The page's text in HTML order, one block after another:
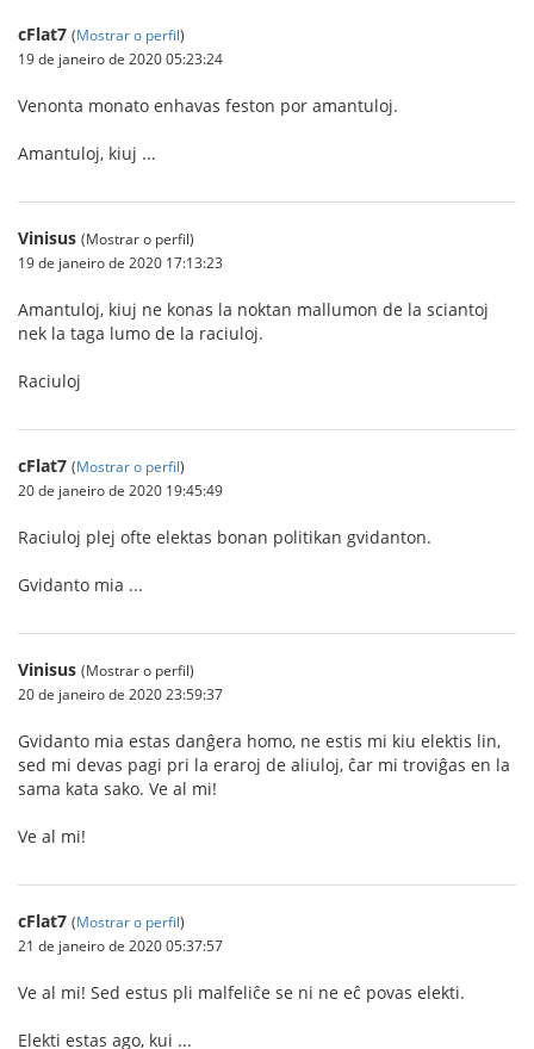
cFlat7 (Mostrar o perfil)
19 de janeiro de 2020 05:23:24
Venonta monato enhavas feston por amantuloj.
Amantuloj, kiuj ...
Vinisus (Mostrar o perfil)
19 de janeiro de 2020 17:13:23
Amantuloj, kiuj ne konas la noktan mallumon de la sciantoj
nek la taga lumo de la raciuloj.
Raciuloj
cFlat7 (Mostrar o perfil)
20 de janeiro de 2020 19:45:49
Raciuloj plej ofte elektas bonan politikan gvidanton.
Gvidanto mia ...
Vinisus (Mostrar o perfil)
20 de janeiro de 2020 23:59:37
Gvidanto mia estas danĝera homo, ne estis mi kiu elektis lin,
sed mi devas pagi pri la eraroj de aliuloj, ĉar mi troviĝas en la
sama kata sako. Ve al mi!
Ve al mi!
cFlat7 (Mostrar o perfil)
21 de janeiro de 2020 05:37:57
Ve al mi! Sed estus pli malfeliĉe se ni ne eĉ povas elekti.
Elekti estas ago, kui ...